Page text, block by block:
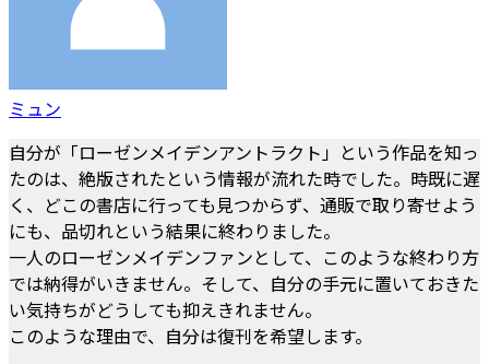
ミュン
自分が「ローゼンメイデンアントラクト」という作品を知っ
たのは、絶版されたという情報が流れた時でした。時既に遅
く、どこの書店に行っても見つからず、通販で取り寄せよう
にも、品切れという結果に終わりました。
一人のローゼンメイデンファンとして、このような終わり方
では納得がいきません。そして、自分の手元に置いておきた
い気持ちがどうしても抑えきれません。
このような理由で、自分は復刊を希望します。